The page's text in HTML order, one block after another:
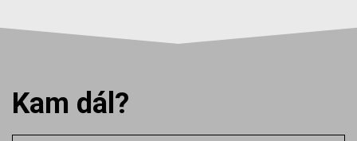
Kam dál?